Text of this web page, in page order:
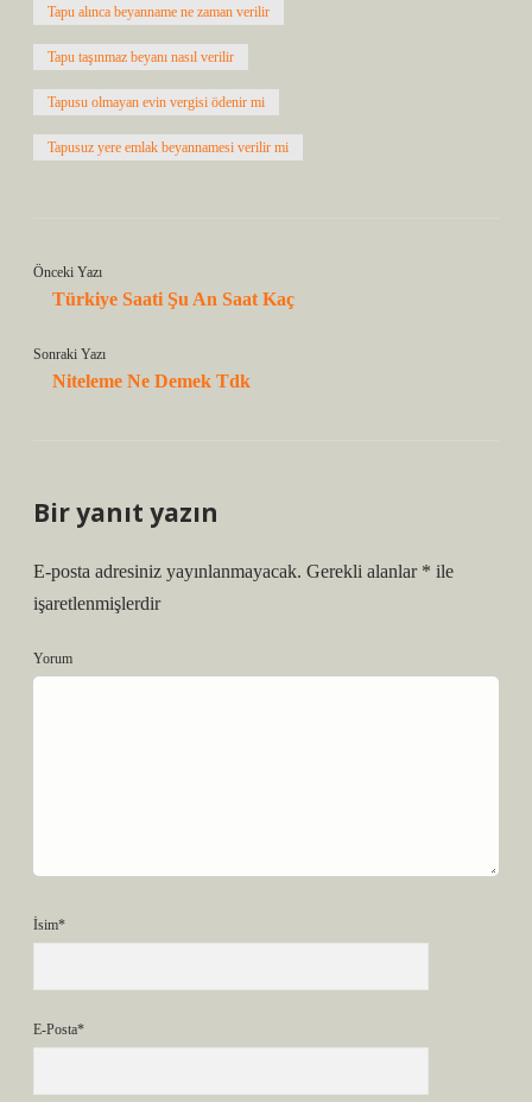
Tapu alınca beyanname ne zaman verilir
Tapu taşınmaz beyanı nasıl verilir
Tapusu olmayan evin vergisi ödenir mi
Tapusuz yere emlak beyannamesi verilir mi
Önceki Yazı
Türkiye Saati Şu An Saat Kaç
Sonraki Yazı
Niteleme Ne Demek Tdk
Bir yanıt yazın
E-posta adresiniz yayınlanmayacak. Gerekli alanlar * ile
işaretlenmişlerdir
Yorum
İsim*
E-Posta*